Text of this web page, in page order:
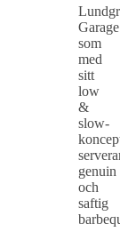
Garage
som
med
sitt
low
&
slow-
genuin
och
saftig